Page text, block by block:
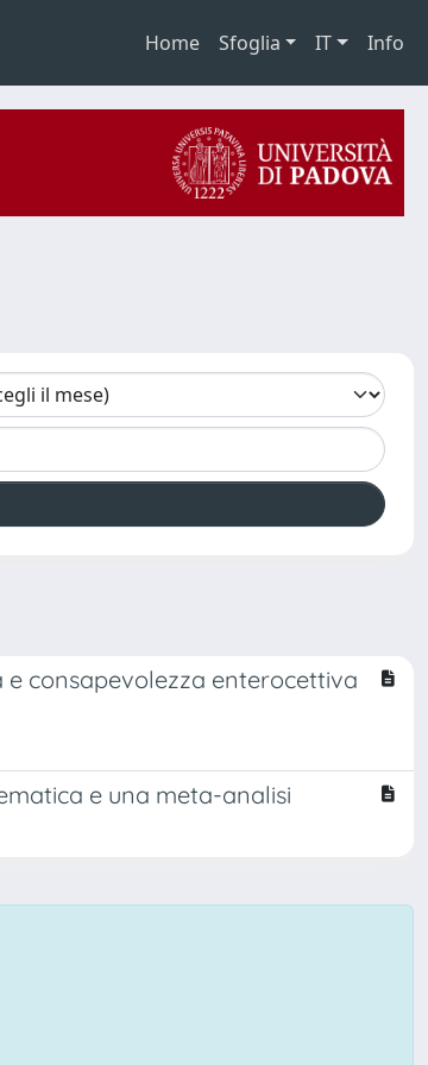
Home Sfoglia IT Info
consapevolezza enterocettiva
e una meta-analisi